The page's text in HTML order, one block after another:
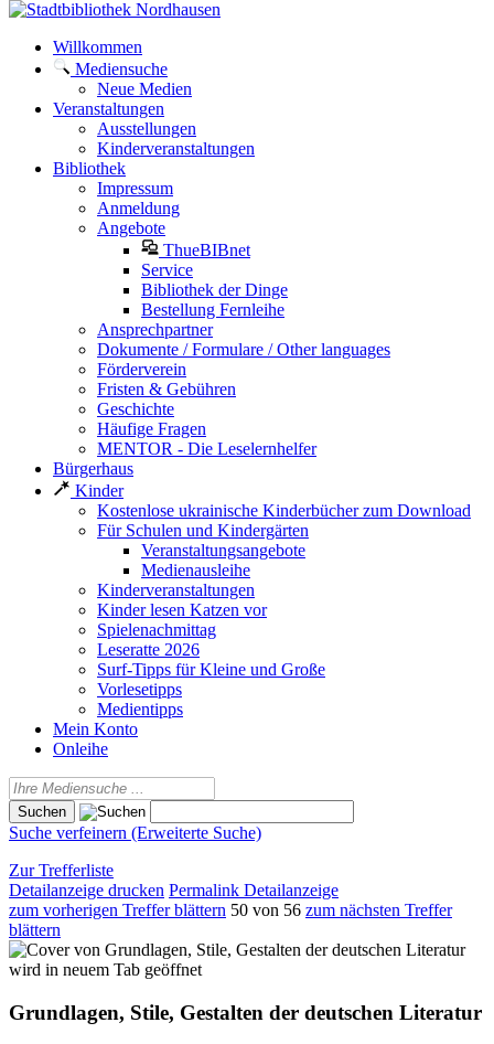
Willkommen
Mediensuche
Neue Medien
Veranstaltungen
Ausstellungen
Kinderveranstaltungen
Bibliothek
Impressum
Anmeldung
Angebote
ThueBIBnet
Service
Bibliothek der Dinge
Bestellung Fernleihe
Ansprechpartner
Dokumente / Formulare / Other languages
Förderverein
Fristen & Gebühren
Geschichte
Häufige Fragen
MENTOR - Die Leselernhelfer
Bürgerhaus
Kinder
Kostenlose ukrainische Kinderbücher zum Download
Für Schulen und Kindergärten
Veranstaltungsangebote
Medienausleihe
Kinderveranstaltungen
Kinder lesen Katzen vor
Spielenachmittag
Leseratte 2026
Surf-Tipps für Kleine und Große
Vorlesetipps
Medientipps
Mein Konto
Onleihe
Suche verfeinern (Erweiterte Suche)
Zur Trefferliste
Detailanzeige drucken Permalink Detailanzeige
zum vorherigen Treffer blättern 50 von 56 zum nächsten Treffer
blättern
wird in neuem Tab geöffnet
Grundlagen, Stile, Gestalten der deutschen Literatur